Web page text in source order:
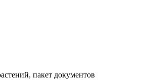
пакет документов